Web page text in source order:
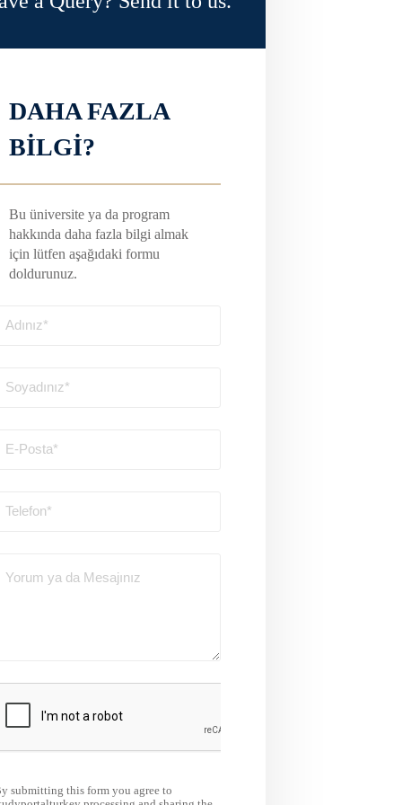
DAHA FAZLA
BİLGİ?
Bu üniversite ya da program
hakkında daha fazla bilgi almak
için lütfen aşağıdaki formu
doldurunuz.
submitting this form you agree to